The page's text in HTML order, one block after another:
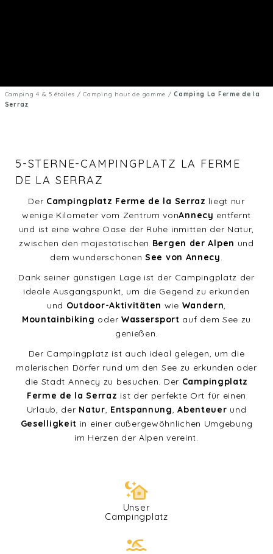
Camping 4 & 5 étoiles /Camping haut de gamme /Camping La Ferme de la
Serraz
5-STERNE-CAMPINGPLATZ LA FERME
DE LA SERRAZ
Der Campingplatz Ferme de la Serraz liegt nur
wenige Kilometer vom Zentrum vonAnnecy entfernt
und ist eine wahre Oase der Ruhe inmitten der Natur,
zwischen den majestätischen Bergen der Alpen und
dem wunderschönenSee von Annecy.
Dank seiner günstigen Lage ist der Campingplatz der
ideale Ausgangspunkt, um die Gegend zu erkunden
und Outdoor-Aktivitäten wie Wandern,
Mountainbiking oder Wassersport auf dem See zu
genießen.
Der Campingplatz ist auch ideal gelegen, um die
malerischen Dörfer rund um den See zu erkunden oder
die Stadt Annecy zu besuchen. Der Campingplatz
Ferme de la Serraz ist der perfekte Ort für einen
Urlaub, der Natur, Entspannung,Abenteuer und
Geselligkeit in einer außergewöhnlichen Umgebung
im Herzen der Alpen vereint.
Unser
Campingplatz